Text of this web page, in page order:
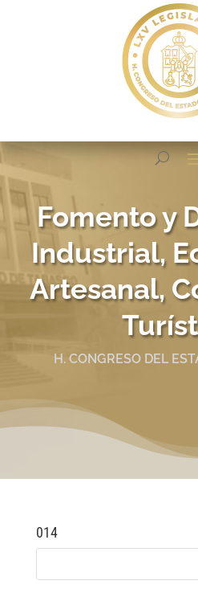
Fomento y
Industrial,
Artesanal,
H. CONGRESO DEL
014